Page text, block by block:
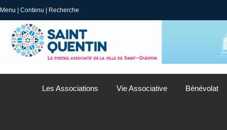
Menu Contenu Recherche
Les Associations Vie Associative Bénévolat